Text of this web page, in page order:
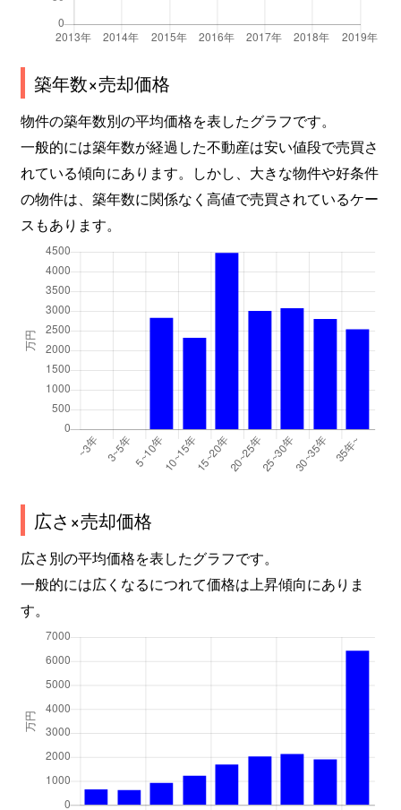
築年数×売却価格
物件の築年数別の平均価格を表したグラフです。
一般的には築年数が経過した不動産は安い値段で売買さ
れている傾向にあります。しかし、大きな物件や好条件
の物件は、築年数に関係なく高値で売買されているケー
スもあります。
広さ×売却価格
広さ別の平均価格を表したグラフです。
一般的には広くなるにつれて価格は上昇傾向にありま
す。